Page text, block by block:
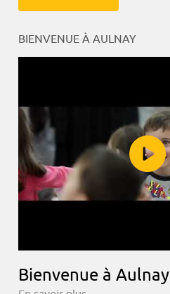
BIENVENUE À AULNAY
Bienvenue à Aulnay